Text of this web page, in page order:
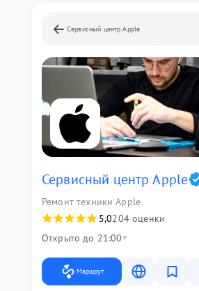
Сервисный центр Apple
Сервисный центр Apple
Ремонт техники Apple
5,0204 оценки
Открыто до 21:00
Маршрут